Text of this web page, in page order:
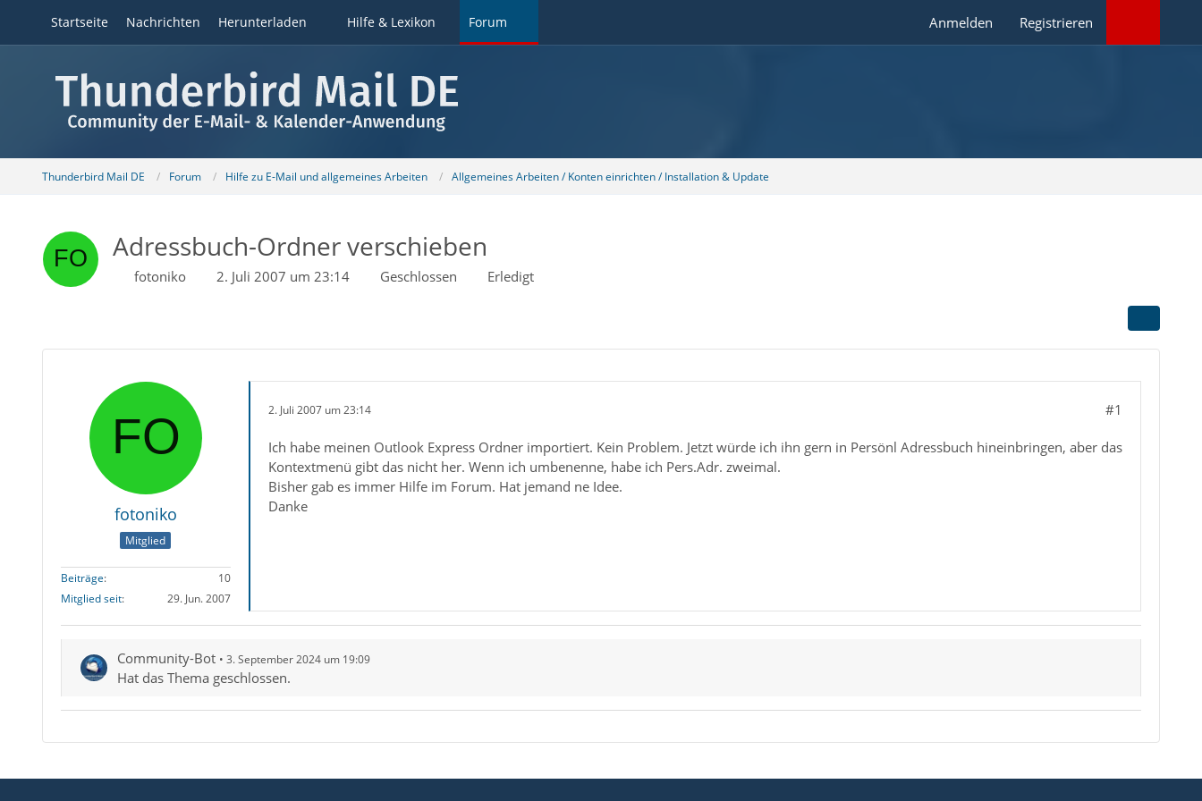
Startseite Nachrichten Herunterladen Hilfe & Lexikon Forum Anmelden Registrieren
Thunderbird Mail DE Forum Hilfe zu E-Mail und allgemeines Arbeiten Allgemeines Arbeiten / Konten einrichten / Installation & Update
Adressbuch-Ordner verschieben
fotoniko 2. Juli 2007 um 23:14 Geschlossen Erledigt
fotoniko
Mitglied
Beiträge
10
Mitglied seit
29. Jun. 2007
2. Juli 2007 um 23:14 #1
Ich habe meinen Outlook Express Ordner importiert. Kein Problem. Jetzt würde ich ihn gern in Persönl Adressbuch hineinbringen, aber das
Kontextmenü gibt das nicht her. Wenn ich umbenenne, habe ich Pers.Adr. zweimal.
Bisher gab es immer Hilfe im Forum. Hat jemand ne Idee.
Danke
Community-Bot 3. September 2024 um 19:09
Hat das Thema geschlossen.